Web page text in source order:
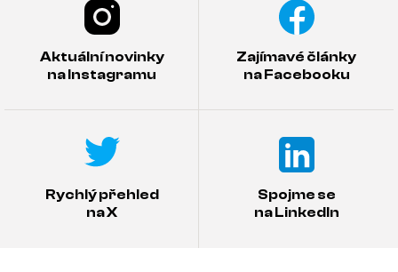
Aktuální novinky
na Instagramu
Zajímavé články
na Facebooku
Rychlý přehled
na X
Spojme se
na LinkedIn